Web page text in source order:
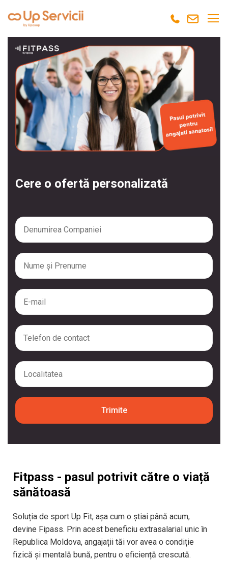
Cere o ofertă personalizată
Fitpass - pasul potrivit către o viață
sănătoasă
Soluția de sport Up Fit, așa cum o știai până acum,
devine Fipass. Prin acest beneficiu extrasalarial unic în
Republica Moldova, angajații tăi vor avea o condiție
fizică și mentală bună, pentru o eficiență crescută.